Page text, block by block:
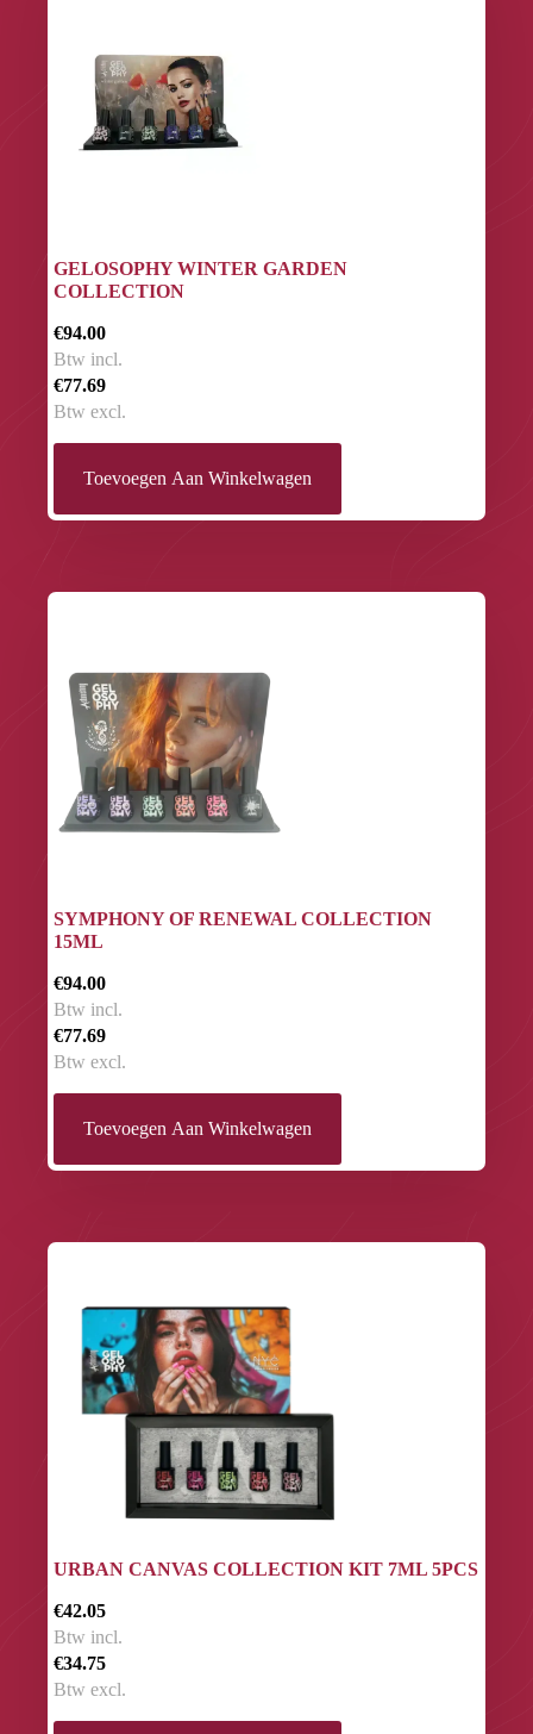
GELOSOPHY WINTER GARDEN
COLLECTION
€94.00
Btw incl.
€77.69
Btw excl.
Toevoegen Aan Winkelwagen
SYMPHONY OF RENEWAL COLLECTION
15ML
€94.00
Btw incl.
€77.69
Btw excl.
Toevoegen Aan Winkelwagen
URBAN CANVAS COLLECTION KIT 7ML 5PCS
€42.05
Btw incl.
€34.75
Btw excl.